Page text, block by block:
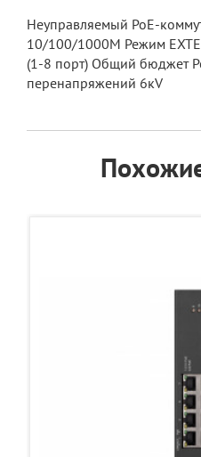
Неуправляемый PoE-
10/100/1000M Режим
(1-8 порт) Общий бюджет
перенапряжений 6кV